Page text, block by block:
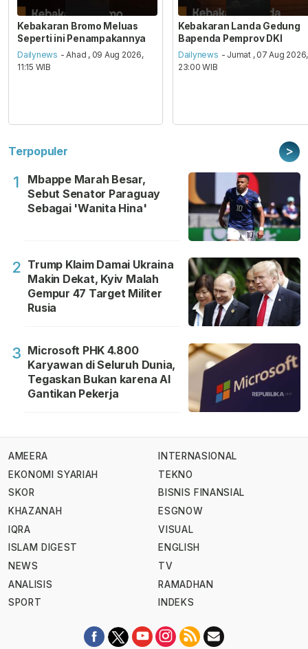
Kebakaran Bromo Meluas
Seperti ini Penampakannya
Dailynews - Ahad , 09 Aug 2026,
11:15 WIB
Kebakaran Landa Gedung
Bapenda Pemprov DKI
Dailynews - Jumat , 07 Aug 2026,
23:00 WIB
Terpopuler >
1
Mbappe Marah Besar,
Sebut Senator Paraguay
Sebagai 'Wanita Hina'
2 Trump Klaim Damai Ukraina
Makin Dekat, Kyiv Malah
Gempur 47 Target Militer
Rusia
3 Microsoft PHK 4.800
Karyawan di Seluruh Dunia,
Tegaskan Bukan karena AI
Gantikan Pekerja
AMEERA
EKONOMI SYARIAH
SKOR
KHAZANAH
IQRA
ISLAM DIGEST
NEWS
ANALISIS
SPORT
INTERNASIONAL
TEKNO
BISNIS FINANSIAL
ESGNOW
VISUAL
ENGLISH
TV
RAMADHAN
INDEKS